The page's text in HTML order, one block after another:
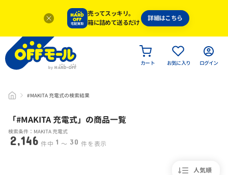
売ってスッキリ。
箱に詰めて送るだけ
詳細はこちら
カート お気に入り ログイン
#MAKITA 充電式の検索結果
「#MAKITA 充電式」 の商品一覧
検索条件：MAKITA 充電式
2,146 件中 1 〜 30 件を表示
人気順